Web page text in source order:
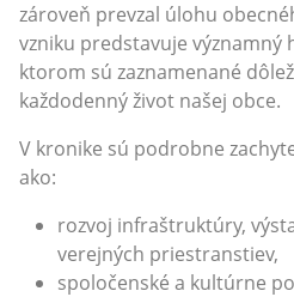
zároveň prevzal úlohu
vzniku predstavuje významný
ktorom sú zaznamenané
každodenný život našej obce.
V kronike sú podrobne
ako:
rozvoj infraštruktúry,
verejných priestranstiev,
spoločenské a kultúrne